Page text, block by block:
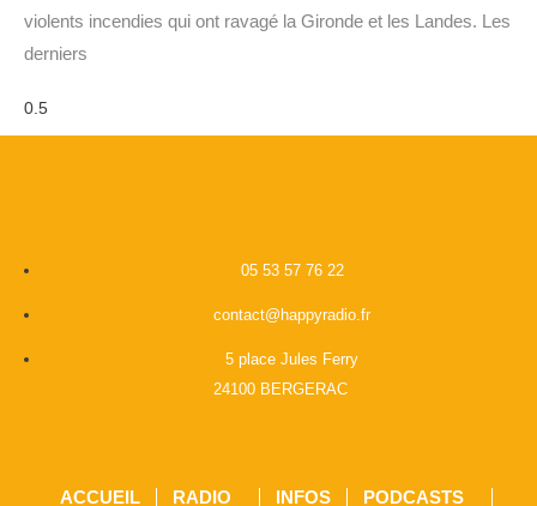
violents incendies qui ont ravagé la Gironde et les Landes. Les
derniers
05 53 57 76 22
contact@happyradio.fr
5 place Jules Ferry
24100 BERGERAC
ACCUEIL RADIO INFOS PODCASTS